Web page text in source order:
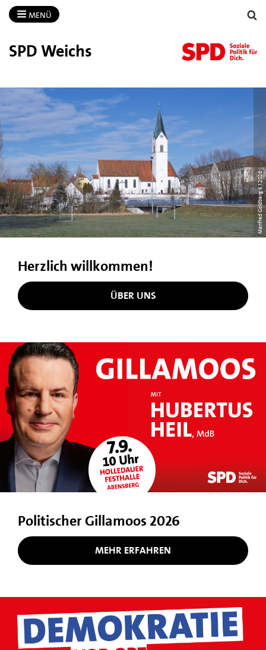
MENÜ
SPD Weichs
Manfred Goldberg 6.1.2026
Herzlich willkommen!
ÜBER UNS
Politischer Gillamoos 2026
MEHR ERFAHREN